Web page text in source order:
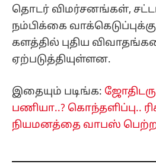
தொடர் விமர்சனங்கள்,
நம்பிக்கை
களத்தில் புதிய
ஏற்படுத்தியுள்ளன.
இதையும் படிங்க:
பணியா..? கொந்தளிப்பு..
நியமனத்தை வாபஸ் பெற்ற